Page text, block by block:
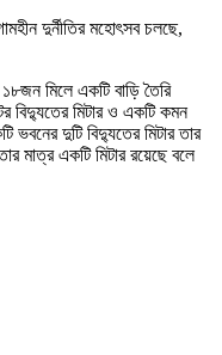
দুর্নীতির মহোৎসব চলছে,
মিলে একটি বাড়ি তৈরি
বিদ্যুতের মিটার ও একটি কমন
ভবনের দুটি বিদ্যুতের মিটার তার
মাত্র একটি মিটার রয়েছে বলে